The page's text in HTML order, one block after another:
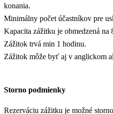
konania.
Minimálny počet účastníkov pre
Kapacita zážitku je obmedzená na
Zážitok trvá min 1 hodinu.
Zážitok môže byť aj v anglickom
Storno podmienky
Rezerváciu zážitku je možné